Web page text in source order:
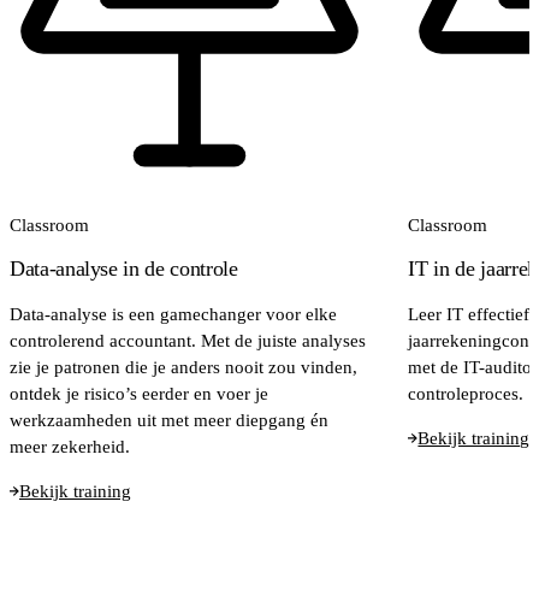
Classroom
Data-analyse in de controle
Data-analyse is een gamechanger voor elke
controlerend accountant. Met de juiste analyses
zie je patronen die je anders nooit zou vinden,
ontdek je risico’s eerder en voer je
werkzaamheden uit met meer diepgang én
meer zekerheid.
Bekijk training
Classroom
IT in de
Leer IT effectief
met de IT-
controleproces.
Bekijk training